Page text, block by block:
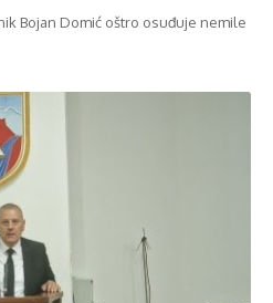
Bojan Domić oštro osuđuje nemile